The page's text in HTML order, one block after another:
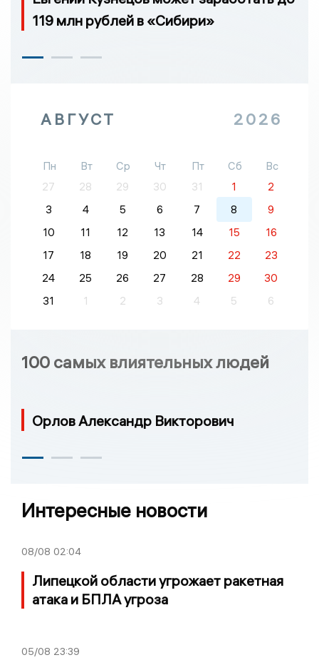
119 млн рублей в «Сибири»
АВГУСТ 2026
Пн Вт Ср Чт Пт Сб
Вс
27
28 29 30 31 1
2
3
4 5 6 7 8
9
10
11 12 13 14 15
16
17
18 19 20 21 22
23
24
25 26 27 28 29
30
31
1 2 3 4 5 6
100 самых влиятельных людей
Орлов Александр Викторович
Интересные новости
08/08 02:04
Липецкой области угрожает ракетная
атака и БПЛА угроза
05/08 23:39